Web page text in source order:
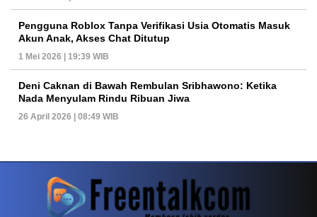
Pengguna Roblox Tanpa Verifikasi Usia Otomatis Masuk
Akun Anak, Akses Chat Ditutup
1 Mei 2026 | 19:39 WIB
Deni Caknan di Bawah Rembulan Sribhawono: Ketika
Nada Menyulam Rindu Ribuan Jiwa
26 April 2026 | 08:49 WIB
PETIR800 LOGIN Tren Mobile Entertainment Terus Mendorong